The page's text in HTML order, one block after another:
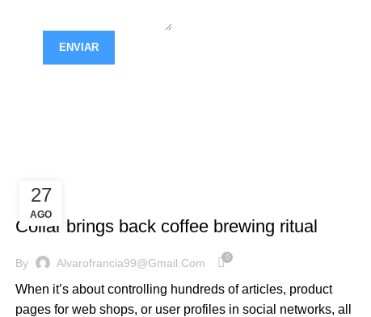
ENVIAR
27
AGO
FURNITURE
Collar brings back coffee brewing ritual
By Alvarofrancia99@gmail.com 0
When it’s about controlling hundreds of articles, product
pages for web shops, or user profiles in social networks, all